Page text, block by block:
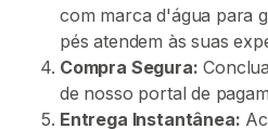
com marca d'água para
pés atendem às suas
Compra Segura:
de nosso portal de
Entrega Instantânea:
e